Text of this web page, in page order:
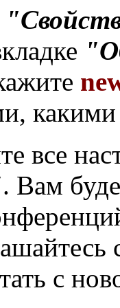
все
. Вам
с